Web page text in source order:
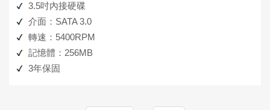
3.5吋內接硬碟
介面：SATA 3.0
轉速：5400RPM
記憶體：256MB
3年保固